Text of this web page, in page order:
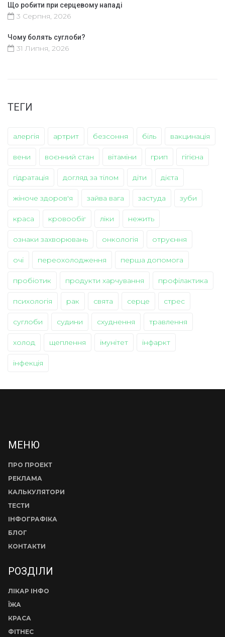
Що робити при серцевому нападі
3 Серпня, 2026
Чому болять суглоби?
31 Липня, 2026
ТЕГИ
алергія артрит безсоння біль вакцинація
вени воєнний стан вітаміни грип гігієна
гідратація догляд за тілом діти дієта
жіноче здоров'я зайва вага застуда зуби
краса кровообіг ліки нежить
ознаки захворювань онкологія отруєння
очі переохолодження перша допомога
пробіотик продукти харчування профілактика
психологія рак свята серце стрес
суглоби судини схуднення травлення
холод щеплення імунітет інфаркт
інфекція
МЕНЮ
ПРО ПРОЕКТ
РЕКЛАМА
КАЛЬКУЛЯТОРИ
ТЕСТИ
ІНФОГРАФІКА
БЛОГ
КОНТАКТИ
РОЗДІЛИ
ЛІКАР ІНФО
ЇЖА
КРАСА
ФІТНЕС